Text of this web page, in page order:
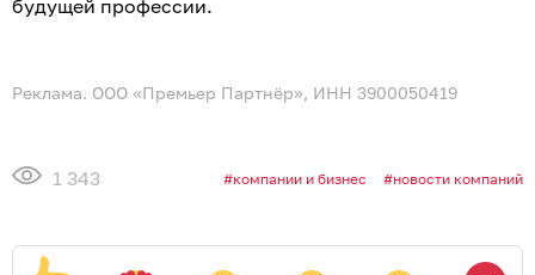
будущей профессии.
Реклама. ООО «Премьер Партнёр», ИНН 3900050419
1 343 компании и бизнес новости компаний